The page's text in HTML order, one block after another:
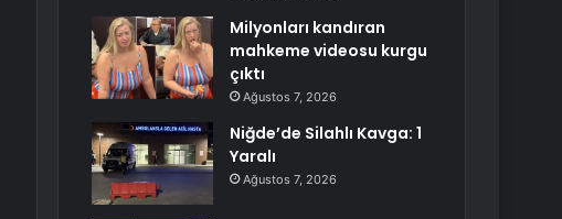
Milyonları kandıran
mahkeme videosu kurgu
çıktı
Ağustos 7, 2026
Niğde’de Silahlı Kavga: 1
Yaralı
Ağustos 7, 2026